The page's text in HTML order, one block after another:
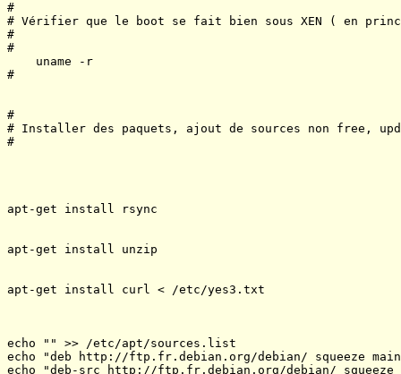
#
# Vérifier que le boot se fait bien sous XEN ( en
#
#
    uname -r
#
#
# Installer des paquets, ajout de sources non free,
#
apt-get install rsync
apt-get install unzip
apt-get install curl < /etc/yes3.txt
echo "" >> /etc/apt/sources.list
echo "deb http://ftp.fr.debian.org/debian/ squeeze
echo "deb-src http://ftp.fr.debian.org/debian/